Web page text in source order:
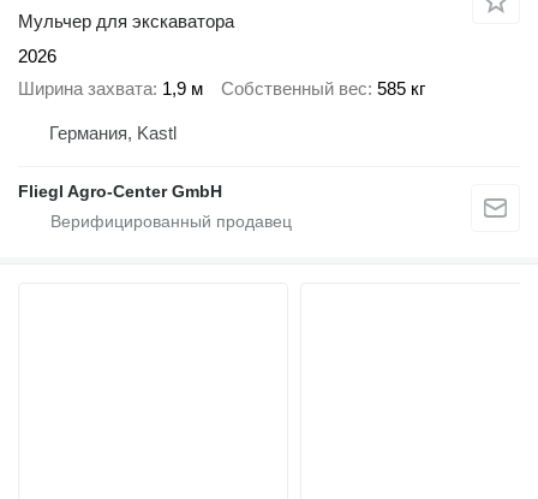
Мульчер для экскаватора
2026
Ширина захвата 1,9 м Собственный вес 585 кг
Германия, Kastl
Fliegl Agro-Center GmbH